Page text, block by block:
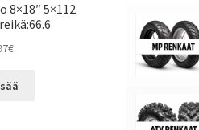
8×18″ 5×112
€